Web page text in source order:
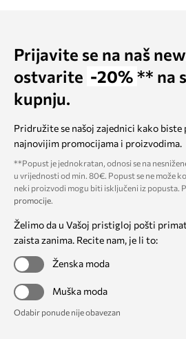
Prijavite se na naš
ostvarite -20% ** na
kupnju.
Pridružite se našoj zajednici kako
najnovijim promocijama i proizvodima.
**Popust je jednokratan, odnosi se na
u vrijednosti od min. 80€. Popust se ne može
neki proizvodi mogu biti isključeni iz popusta.
promocije.
Želimo da u Vašoj pristigloj pošti
zaista zanima. Recite nam, je li to:
Ženska moda
Muška moda
Odabir ponude nije obavezan